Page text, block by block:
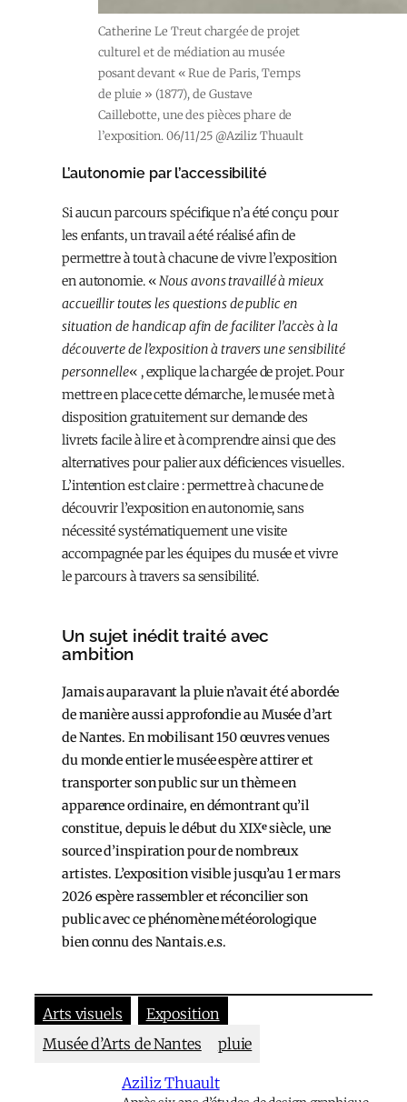
Catherine Le Treut chargée de projet
culturel et de médiation au musée
posant devant « Rue de Paris, Temps
de pluie » (1877), de Gustave
Caillebotte, une des pièces phare de
l’exposition. 06/11/25 @Aziliz Thuault
L’autonomie par l’accessibilité
Si aucun parcours spécifique n’a été conçu pour
les enfants, un travail a été réalisé afin de
permettre à tout à chacun·e de vivre l’exposition
en autonomie. «Nous avons travaillé à mieux
accueillir toutes les questions de public en
situation de handicap afin de faciliter l’accès à la
découverte de l’exposition à travers une sensibilité
personnelle« , explique la chargée de projet. Pour
mettre en place cette démarche, le musée met à
disposition gratuitement sur demande des
livrets facile à lire et à comprendre ainsi que des
alternatives pour palier aux déficiences visuelles.
L’intention est claire : permettre à chacun·e de
découvrir l’exposition en autonomie, sans
nécessité systématiquement une visite
accompagnée par les équipes du musée et vivre
le parcours à travers sa sensibilité.
Un sujet inédit traité avec
ambition
Jamais auparavant la pluie n’avait été abordée
de manière aussi approfondie au Musée d’art
de Nantes. En mobilisant 150 œuvres venues
du monde entier le musée espère attirer et
transporter son public sur un thème en
apparence ordinaire, en démontrant qu’il
constitue, depuis le début du XIXᵉ siècle, une
source d’inspiration pour de nombreux
artistes. L’exposition visible jusqu’au 1 er mars
2026 espère rassembler et réconcilier son
public avec ce phénomène météorologique
bien connu des Nantais.e.s.
Arts visuels
Exposition
Musée d’Arts de Nantes
pluie
Aziliz Thuault